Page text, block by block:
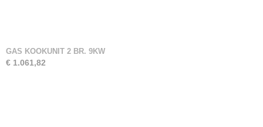
GAS KOOKUNIT 2 BR. 9KW
€ 1.061,82